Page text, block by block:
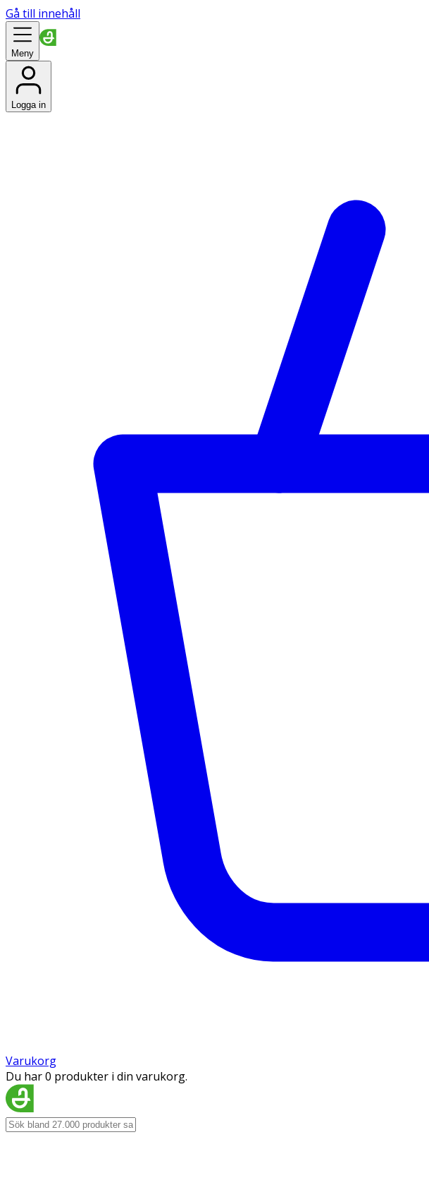
Gå till innehåll
Meny
Logga in
Varukorg
Du har 0 produkter i din varukorg.